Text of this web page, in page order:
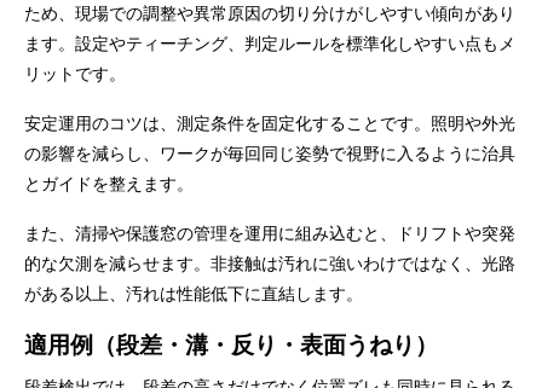
ため、現場での調整や異常原因の切り分けがしやすい傾向があり
ます。設定やティーチング、判定ルールを標準化しやすい点もメ
リットです。
安定運用のコツは、測定条件を固定化することです。照明や外光
の影響を減らし、ワークが毎回同じ姿勢で視野に入るように治具
とガイドを整えます。
また、清掃や保護窓の管理を運用に組み込むと、ドリフトや突発
的な欠測を減らせます。非接触は汚れに強いわけではなく、光路
がある以上、汚れは性能低下に直結します。
適用例（段差・溝・反り・表面うねり）